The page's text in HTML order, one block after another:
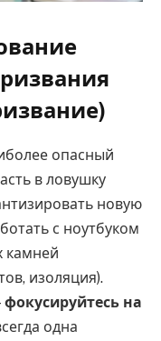
опасный
в ловушку
новую
с ноутбуком
камней
изоляция).
фокусируйтесь на
одна